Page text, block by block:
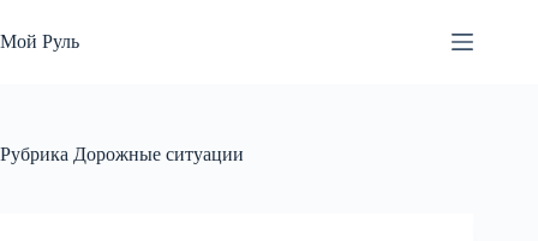
к
сути
Мой Руль
Рубрика Дорожные ситуации